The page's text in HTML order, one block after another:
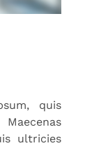
quis
ultricies